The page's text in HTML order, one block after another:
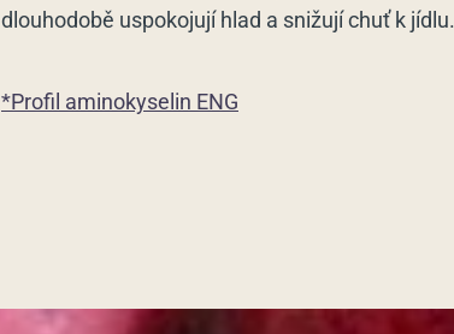
dlouhodobě uspokojují hlad a snižují chuť k jídlu.
*Profil aminokyselin ENG